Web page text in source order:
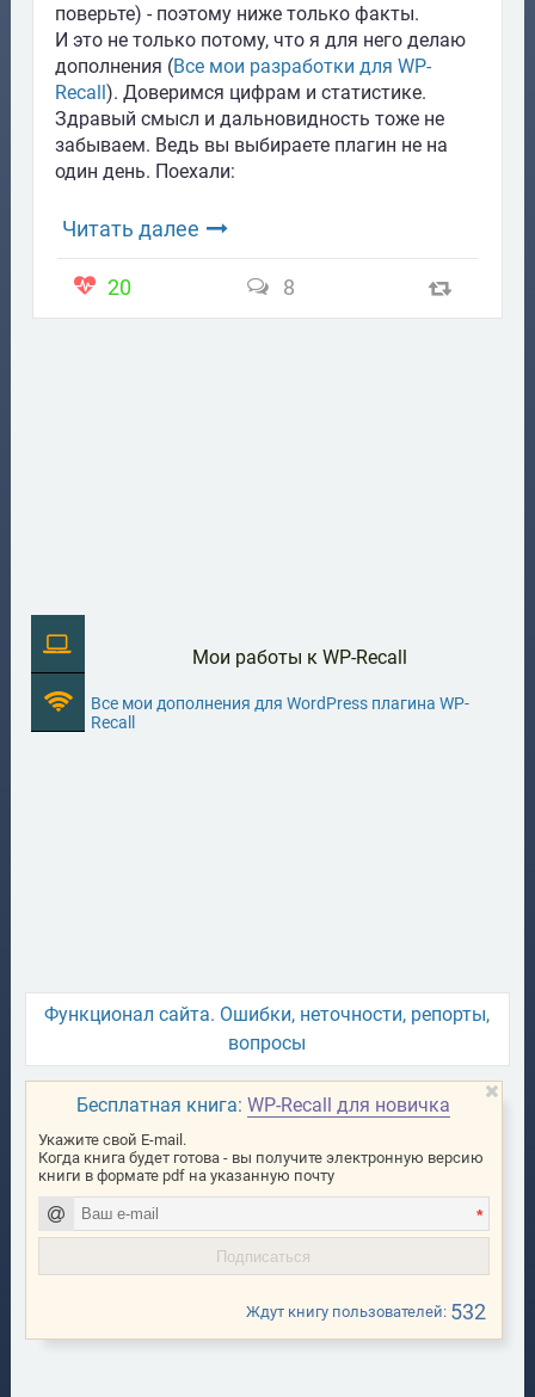
Мои работы к WP-Recall
Все мои дополнения для WordPress плагина WP-
Recall
поверьте) - поэтому ниже только факты.
И это не только потому, что я для него делаю
дополнения (Все мои разработки для WP-
Recall). Доверимся цифрам и статистике.
Здравый смысл и дальновидность тоже не
забываем. Ведь вы выбираете плагин не на
один день. Поехали:
Читать далее
20 8
Функционал сайта. Ошибки, неточности, репорты,
вопросы
Бесплатная книга:WP-Recall для новичка
Укажите свой E-mail.
Когда книга будет готова - вы получите электронную версию
книги в формате pdf на указанную почту
*
Ждут книгу пользователей: 532